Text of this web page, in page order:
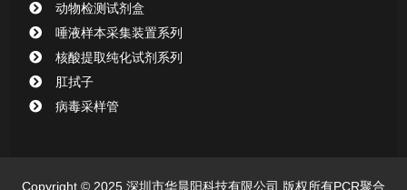
动物检测试剂盒
唾液样本采集装置系列
核酸提取纯化试剂系列
肛拭子
病毒采样管
Copyright © 2025 深圳市华晨阳科技有限公司 版权所有PCR聚合